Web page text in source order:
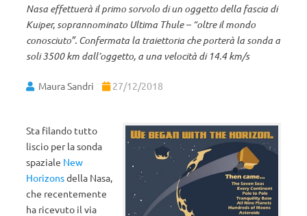
Nasa effettuerà il primo sorvolo di un oggetto della fascia di
Kuiper, soprannominato Ultima Thule – “oltre il mondo
conosciuto”. Confermata la traiettoria che porterà la sonda a
soli 3500 km dall’oggetto, a una velocità di 14.4 km/s
Maura Sandri 27/12/2018
Sta filando tutto
liscio per la sonda
spaziale New
Horizonsdella Nasa,
che recentemente
ha ricevuto il via